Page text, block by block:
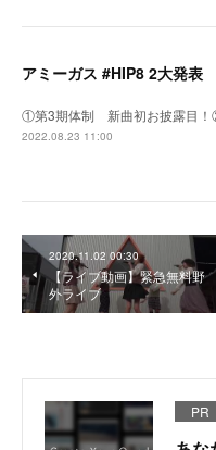
アミーガス #HIP8 2大発
①第3期体制 新曲初お披露目！
2022.08.23 11:00
2020.11.02 00:30
【ライブ動画】緊急無料野
外ライブ
PR